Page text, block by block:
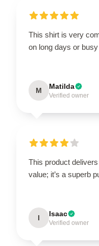
This shirt is very
on long days or
M Matilda
Verified owner
This product
value; it’s a superb
I Isaac
Verified owner